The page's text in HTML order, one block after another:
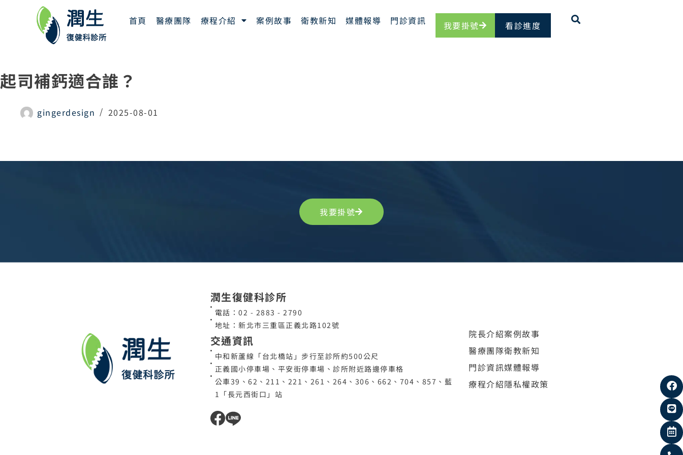
首頁 醫療團隊 療程介紹 案例故事 衛教新知 媒體報導 門診資訊 我要掛號 看診進度
起司補鈣適合誰？
gingerdesign 2025-08-01
我要掛號
潤生復健科診所
電話：02 - 2883 - 2790
地址：新北市三重區正義北路102號
交通資訊
中和新蘆線「台北橋站」步行至診所約500公尺
正義國小停車場、平安街停車場、診所附近路邊停車格
公車39、62、211、221、261、264、306、662、704、857、藍
1「長元西街口」站
院長介紹
醫療團隊
門診資訊
療程介紹
案例故事
衛教新知
媒體報導
隱私權政策